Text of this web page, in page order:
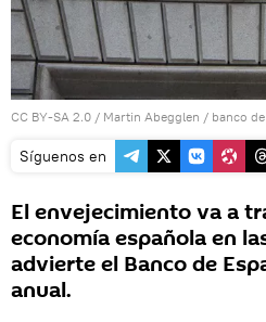
CC BY-SA 2.0 / Martin Abegglen / banco
Síguenos en
El envejecimiento va a
economía española en
advierte el Banco de
anual.